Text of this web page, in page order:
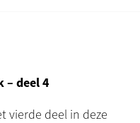
– deel 4
vierde deel in deze